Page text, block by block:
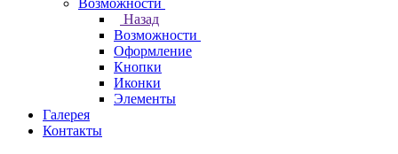
Возможности
Назад
Возможности
Оформление
Кнопки
Иконки
Элементы
Галерея
Контакты